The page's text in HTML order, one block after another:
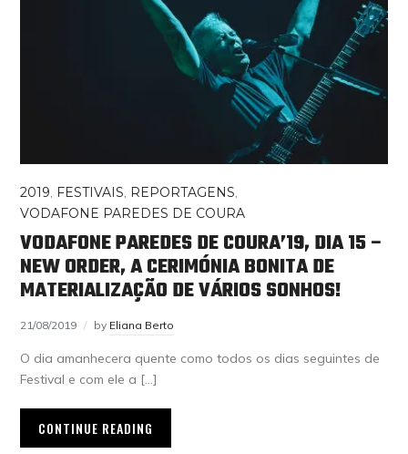
2019, FESTIVAIS, REPORTAGENS,
VODAFONE PAREDES DE COURA
VODAFONE PAREDES DE COURA’19, DIA 15 –
NEW ORDER, A CERIMÓNIA BONITA DE
MATERIALIZAÇÃO DE VÁRIOS SONHOS!
21/08/2019 by Eliana Berto
O dia amanhecera quente como todos os dias seguintes de
Festival e com ele a […]
CONTINUE READING